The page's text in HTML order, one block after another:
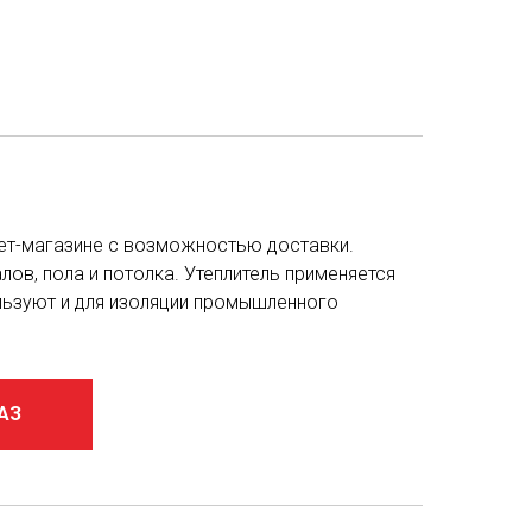
магазине с возможностью доставки.
пола и потолка. Утеплитель применяется
и для изоляции промышленного